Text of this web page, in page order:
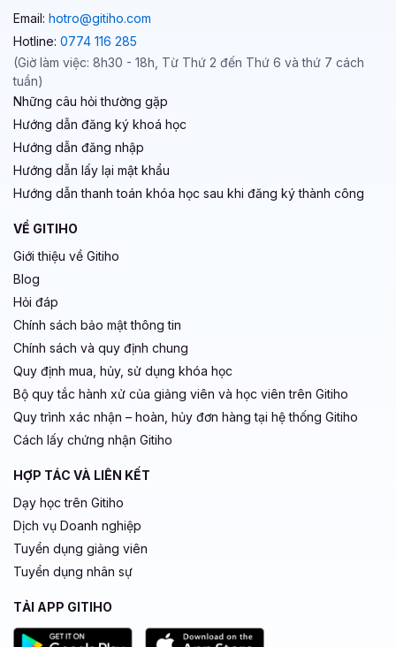
Email: hotro@gitiho.com
Hotline: 0774 116 285
(Giờ làm việc: 8h30 - 18h, Từ Thứ 2 đến Thứ 6 và thứ 7 cách
tuần)
Những câu hỏi thường gặp
Hướng dẫn đăng ký khoá học
Hướng dẫn đăng nhập
Hướng dẫn lấy lại mật khẩu
Hướng dẫn thanh toán khóa học sau khi đăng ký thành công
VỀ GITIHO
Giới thiệu về Gitiho
Blog
Hỏi đáp
Chính sách bảo mật thông tin
Chính sách và quy định chung
Quy định mua, hủy, sử dụng khóa học
Bộ quy tắc hành xử của giảng viên và học viên trên Gitiho
Quy trình xác nhận – hoàn, hủy đơn hàng tại hệ thống Gitiho
Cách lấy chứng nhận Gitiho
HỢP TÁC VÀ LIÊN KẾT
Dạy học trên Gitiho
Dịch vụ Doanh nghiệp
Tuyển dụng giảng viên
Tuyển dụng nhân sự
TẢI APP GITIHO